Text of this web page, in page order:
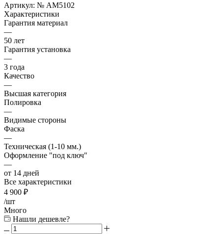
Артикул: № AM5102
Характеристики
Гарантия материал
—
50 лет
Гарантия установка
—
3 года
Качество
—
Высшая категория
Полировка
—
Видимые стороны
Фаска
—
Техническая (1-10 мм.)
Оформление "под ключ"
—
от 14 дней
Все характеристики
4 900 ₽
/шт
Много
Нашли дешевле?